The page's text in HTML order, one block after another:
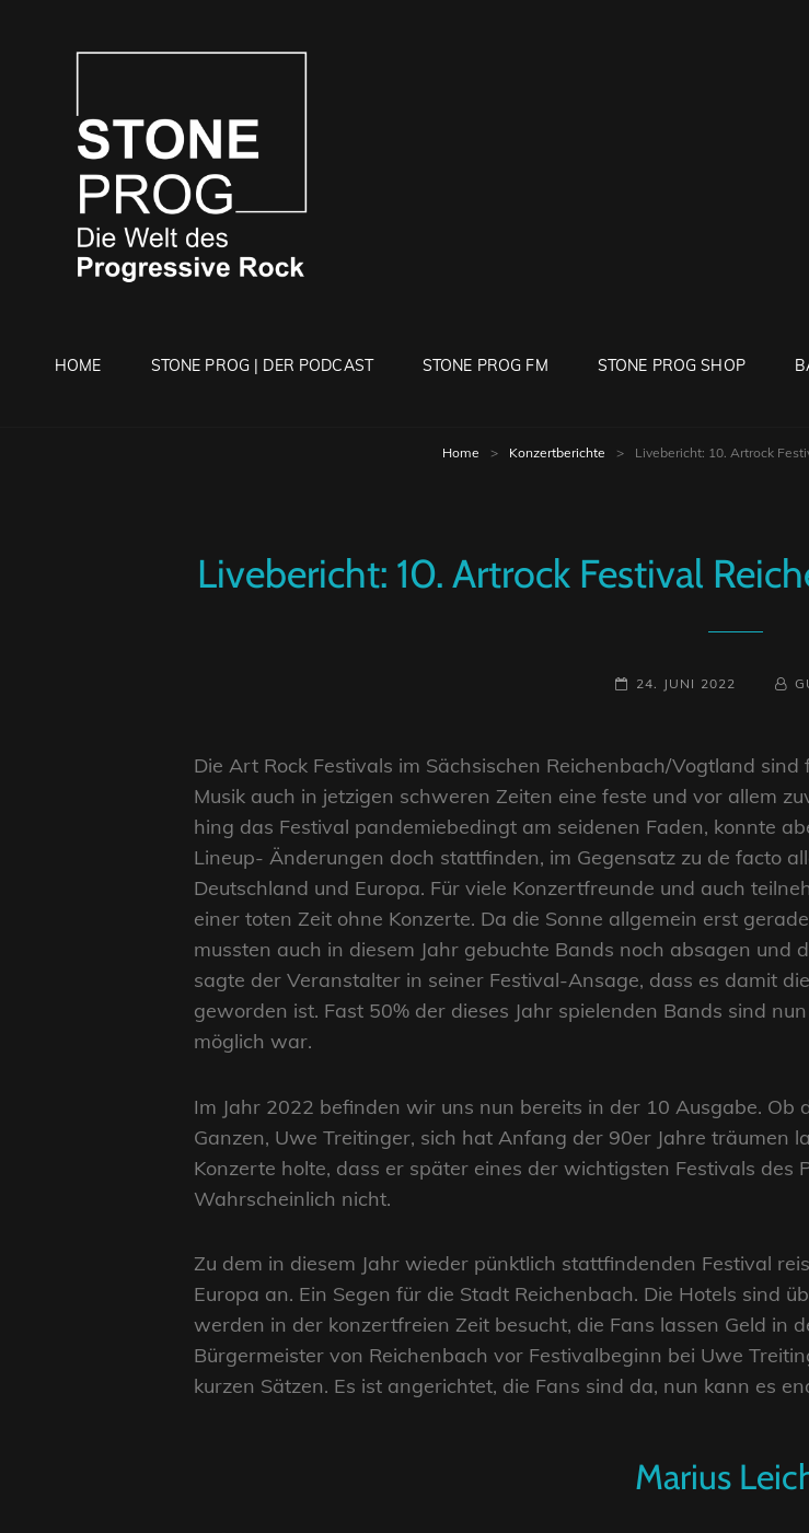
HOME STONE PROG | DER PODCAST STONE PROG FM STONE PROG SHOP
Home > Konzertberichte > Livebericht: 10. Artrock
Livebericht: 10. Artrock Festival
POSTED-
24. JUNI 2022
BY
Die Art Rock Festivals im Sächsischen Reichenbach/Vogtland
Musik auch in jetzigen schweren Zeiten eine feste und vor allem
hing das Festival pandemiebedingt am seidenen Faden, konnte
Lineup- Änderungen doch stattfinden, im Gegensatz zu de facto
Deutschland und Europa. Für viele Konzertfreunde und auch
einer toten Zeit ohne Konzerte. Da die Sonne allgemein erst
mussten auch in diesem Jahr gebuchte Bands noch absagen und
sagte der Veranstalter in seiner Festival-Ansage, dass es damit
geworden ist. Fast 50% der dieses Jahr spielenden Bands sind
möglich war.
Im Jahr 2022 befinden wir uns nun bereits in der 10 Ausgabe.
Ganzen, Uwe Treitinger, sich hat Anfang der 90er Jahre träumen
Konzerte holte, dass er später eines der wichtigsten Festivals des
Wahrscheinlich nicht.
Zu dem in diesem Jahr wieder pünktlich stattfindenden Festival
Europa an. Ein Segen für die Stadt Reichenbach. Die Hotels sind
werden in der konzertfreien Zeit besucht, die Fans lassen Geld in
Bürgermeister von Reichenbach vor Festivalbeginn bei Uwe
kurzen Sätzen. Es ist angerichtet, die Fans sind da, nun kann es
Marius